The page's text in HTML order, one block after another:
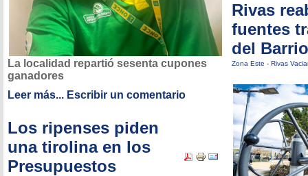
La localidad repartió sesenta cupones
ganadores
Leer más... Escribir un comentario
Los ripenses piden
una tirolina en los
Presupuestos
Rivas
fuentes
del
Zona Este - Rivas